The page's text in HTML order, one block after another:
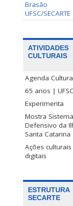
Brasão
UFSC/SECARTE
ATIVIDADES
CULTURAIS
Agenda
65 anos | UFSC
Experimenta
Mostra Sistema
Defensivo da
Santa Catarina
Ações culturais
digitais
ESTRUTURA
SECARTE